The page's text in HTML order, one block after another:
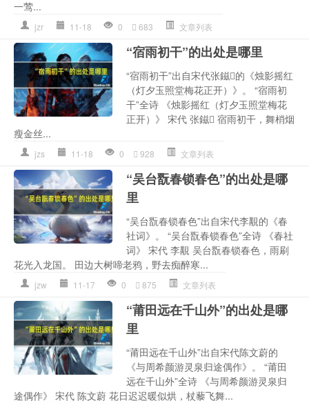
一莺...
jzr 11-18 0 683 文章列表
“宿雨初干”的出处是哪里
“宿雨初干”出自宋代张鎡的《烛影摇红
（灯夕玉照堂梅花正开）》。 “宿雨初
干”全诗 《烛影摇红（灯夕玉照堂梅花
正开）》 宋代 张鎡 宿雨初干，舞梢烟
瘦金丝...
jzs 11-18 0 928 文章列表
“吴台翫春锁春色”的出处是哪
里
“吴台翫春锁春色”出自宋代李覯的《春
社词》。 “吴台翫春锁春色”全诗 《春社
词》 宋代 李覯 吴台翫春锁春色，雨刷
花光入龙国。 田边大树啼老鸦，野去痴醉寒...
jzw 11-17 0 875 文章列表
“莆田远在千山外”的出处是哪
里
“莆田远在千山外”出自宋代陈文蔚的
《与周希颜游灵泉归途偶作》。 “莆田
远在千山外”全诗 《与周希颜游灵泉归
途偶作》 宋代 陈文蔚 花日迟迟暖似烘，杖藜飞舞...